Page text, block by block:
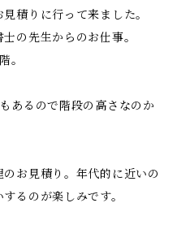
積りに行って来ました。
の先生からのお仕事。
。
あるので階段の高さなのか
お見積り。年代的に近いの
るのが楽しみです。